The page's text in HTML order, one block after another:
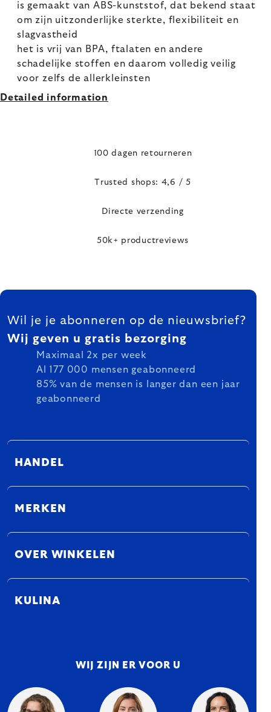
is gemaakt van ABS-kunststof, dat bekend staat
om zijn uitzonderlijke sterkte, flexibiliteit en
slagvastheid
het is vrij van BPA, ftalaten en andere
schadelijke stoffen en daarom volledig veilig
voor zelfs de allerkleinsten
Detailed information
100 dagen retourneren
Trusted shops: 4,6 / 5
Directe verzending
50k+ productreviews
FOOTER
Wil je je abonneren op de nieuwsbrief?
Wij geven u gratis bezorging
Maximaal 2x per week
Al 177 000 mensen geabonneerd
85% van de mensen is langer dan een jaar
geabonneerd
HANDEL
MERKEN
OVER WINKELEN
KULINA
WIJ ZIJN ER VOOR U